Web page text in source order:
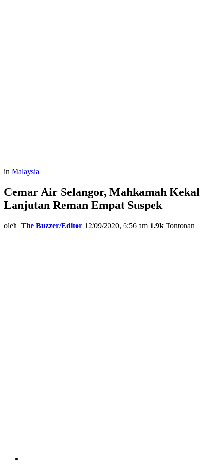
in Malaysia
Cemar Air Selangor, Mahkamah Kekal
Lanjutan Reman Empat Suspek
oleh The Buzzer/Editor 12/09/2020, 6:56 am 1.9k Tontonan